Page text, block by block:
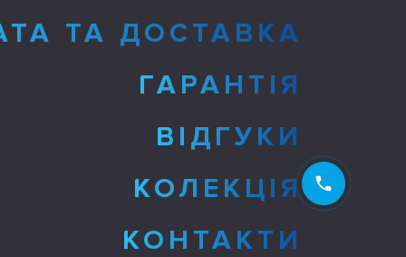
ТА ДОСТАВКА
ГАРАНТІЯ
ВІДГУКИ
КОЛЕКЦІЯ
КОНТАКТИ